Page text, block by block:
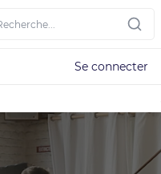
Se connecter